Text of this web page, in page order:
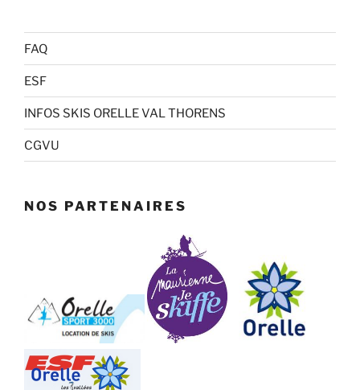
FAQ
ESF
INFOS SKIS ORELLE VAL THORENS
CGVU
NOS PARTENAIRES